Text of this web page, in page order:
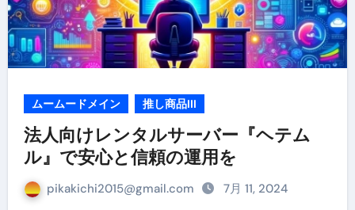
ムームードメイン 推し商品III
法人向けレンタルサーバー『ヘテム
ル』で安心と信頼の運用を
pikakichi2015@gmail.com 7月 11, 2024